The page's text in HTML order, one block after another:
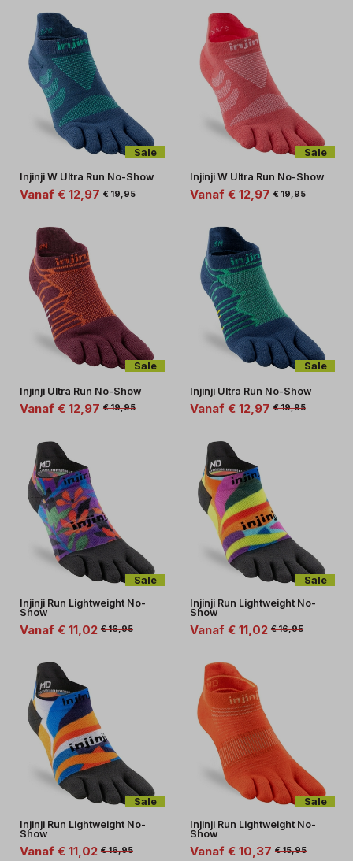
Sale
Injinji W Ultra Run No-Show
Vanaf € 12,97 € 19,95
Sale
Injinji W Ultra Run No-Show
Vanaf € 12,97 € 19,95
Sale
Injinji Ultra Run No-Show
Vanaf € 12,97 € 19,95
Sale
Injinji Ultra Run No-Show
Vanaf € 12,97 € 19,95
Sale
Injinji Run Lightweight No-
Show
Vanaf € 11,02 € 16,95
Sale
Injinji Run Lightweight No-
Show
Vanaf € 11,02 € 16,95
Sale
Injinji Run Lightweight No-
Show
Vanaf € 11,02 € 16,95
Sale
Injinji Run Lightweight No-
Show
Vanaf € 10,37 € 15,95